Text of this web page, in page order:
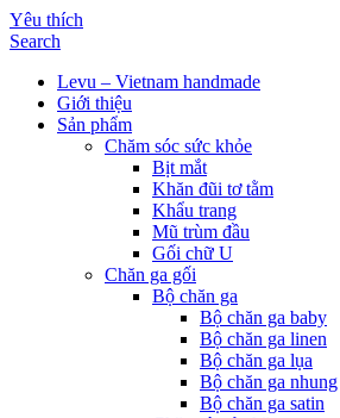
Yêu thích
Search
Levu – Vietnam handmade
Giới thiệu
Sản phẩm
Chăm sóc sức khỏe
Bịt mắt
Khăn đũi tơ tằm
Khẩu trang
Mũ trùm đầu
Gối chữ U
Chăn ga gối
Bộ chăn ga
Bộ chăn ga baby
Bộ chăn ga linen
Bộ chăn ga lụa
Bộ chăn ga nhung
Bộ chăn ga satin